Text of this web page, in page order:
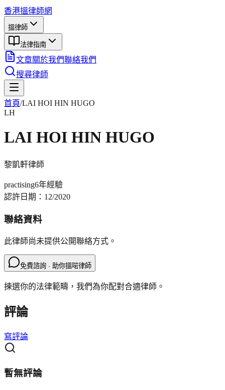
香港搵律師網
搵律師
法律指南
文章關於我們聯絡我們
搜尋律師
首頁/LAI HOI HIN HUGO
LH
LAI HOI HIN HUGO
黎凱軒律師
practising6年經驗
認許日期： 12/2020
聯絡資料
此律師尚未提供公開聯絡方式。
免費諮詢 · 助你搵啱律師
揀選你的法律範疇，我們為你配對合適律師。
評論
寫評論
暫無評論